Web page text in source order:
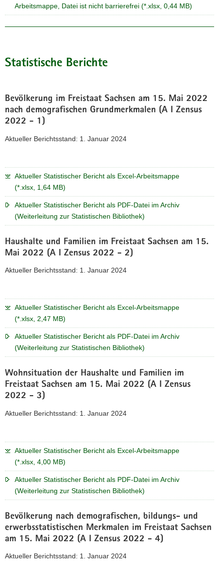
Arbeitsmappe, Datei ist nicht barrierefrei (*.xlsx, 0,44 MB)
Statistische Berichte
Bevölkerung im Freistaat Sachsen am 15. Mai 2022
nach demografischen Grundmerkmalen (A I Zensus
2022 - 1)
Aktueller Berichtsstand: 1. Januar 2024
Aktueller Statistischer Bericht als Excel-Arbeitsmappe
(*.xlsx, 1,64 MB)
Aktueller Statistischer Bericht als PDF-Datei im Archiv
(Weiterleitung zur Statistischen Bibliothek)
Haushalte und Familien im Freistaat Sachsen am 15.
Mai 2022 (A I Zensus 2022 - 2)
Aktueller Berichtsstand: 1. Januar 2024
Aktueller Statistischer Bericht als Excel-Arbeitsmappe
(*.xlsx, 2,47 MB)
Aktueller Statistischer Bericht als PDF-Datei im Archiv
(Weiterleitung zur Statistischen Bibliothek)
Wohnsituation der Haushalte und Familien im
Freistaat Sachsen am 15. Mai 2022 (A I Zensus
2022 - 3)
Aktueller Berichtsstand: 1. Januar 2024
Aktueller Statistischer Bericht als Excel-Arbeitsmappe
(*.xlsx, 4,00 MB)
Aktueller Statistischer Bericht als PDF-Datei im Archiv
(Weiterleitung zur Statistischen Bibliothek)
Bevölkerung nach demografischen, bildungs- und
erwerbsstatistischen Merkmalen im Freistaat Sachsen
am 15. Mai 2022 (A I Zensus 2022 - 4)
Aktueller Berichtsstand: 1. Januar 2024